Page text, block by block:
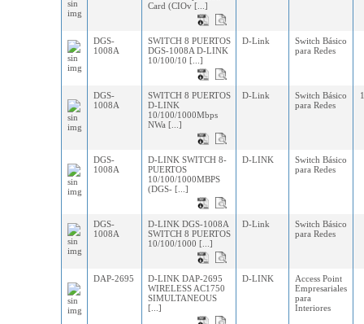
Card (CIOv [...]
DGS-
1008A
SWITCH 8 PUERTOS
DGS-1008A D-LINK
10/100/10 [...]
D-Link
Switch Básico
para Redes
DGS-
1008A
SWITCH 8 PUERTOS
D-LINK
10/100/1000Mbps
NWa [...]
D-Link
Switch Básico
para Redes
DGS-
1008A
D-LINK SWITCH 8-
PUERTOS
10/100/1000MBPS
(DGS- [...]
D-LINK
Switch Básico
para Redes
DGS-
1008A
D-LINK DGS-1008A
SWITCH 8 PUERTOS
10/100/1000 [...]
D-Link
Switch Básico
para Redes
DAP-2695
D-LINK DAP-2695
WIRELESS AC1750
SIMULTANEOUS
[...]
D-LINK
Access Point
Empresariales
para
Interiores